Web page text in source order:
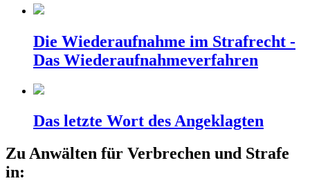
Die Wiederaufnahme im Strafrecht -
Das Wiederaufnahmeverfahren
Das letzte Wort des Angeklagten
Zu Anwälten für Verbrechen und Strafe
in: